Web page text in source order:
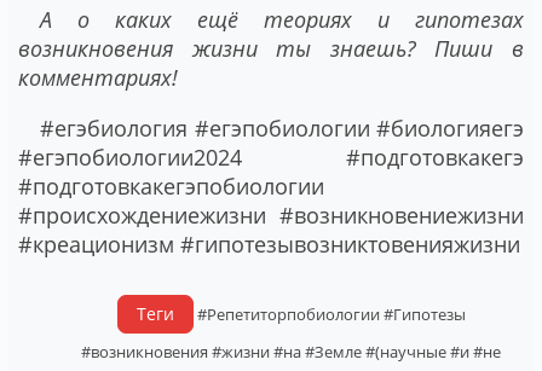
А о каких ещё теориях и гипотезах
возникновения жизни ты знаешь? Пиши в
комментариях!
#егэбиология #егэпобиологии #биологияегэ
#егэпобиологии2024 #подготовкакегэ
#подготовкакегэпобиологии
#происхождениежизни #возникновениежизни
#креационизм #гипотезывозниктовенияжизни
Теги #Репетиторпобиологии#Гипотезы
#возникновения #жизни#на#Земле#(научные#и#не